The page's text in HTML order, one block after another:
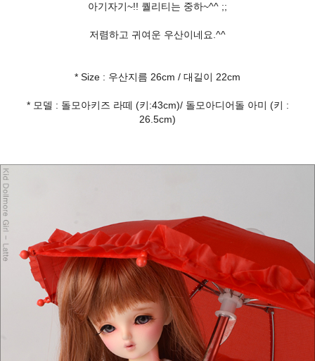
아기자기~!! 퀄리티는 중하~^^ ;;
저렴하고 귀여운 우산이네요.^^
* Size : 우산지름 26cm / 대길이 22cm
* 모델 : 돌모아키즈 라떼 (키:43cm)/ 돌모아디어돌 아미 (키 :
26.5cm)